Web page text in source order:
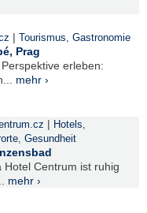
| Tourismus, Gastronomie
Prag
erleben:
mehr ›
| Hotels,
, Gesundheit
Hotel Centrum ist ruhig
mehr ›